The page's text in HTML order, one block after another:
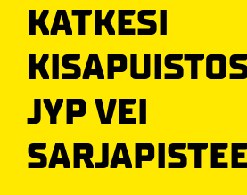
KATKESI
JYP VEI